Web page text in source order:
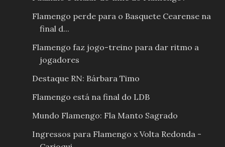
Flamengo perde para o Basquete Cearense na
final d...
Flamengo faz jogo-treino para dar ritmo a
jogadores
Destaque RN: Bárbara Timo
Flamengo está na final do LDB
Mundo Flamengo: Fla Manto Sagrado
Ingressos para Flamengo x Volta Redonda -